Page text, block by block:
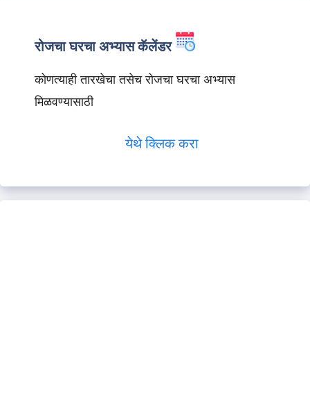
रोजचा घरचा अभ्यास कॅलेंडर
कोणत्याही तारखेचा तसेच रोजचा घरचा अभ्यास
मिळवण्यासाठी
येथे क्लिक करा